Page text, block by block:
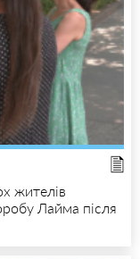
жителів
Лайма після